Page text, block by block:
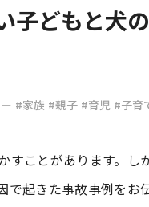
子どもと犬
#家族 #親子 #育児 #子育
すことがあります。
で起きた事故事例を